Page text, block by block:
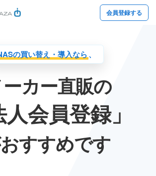
会員登録する
の買い替え・導入なら、
カー直販の
人会員登録」
おすすめです